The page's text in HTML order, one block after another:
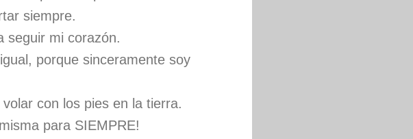
siempre.
seguir mi corazón.
porque sinceramente soy
con los pies en la tierra.
para SIEMPRE!